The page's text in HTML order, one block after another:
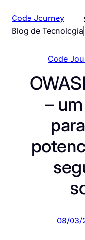
para
Code Journey
Blog de Tecnologia
Code
–
08/03/